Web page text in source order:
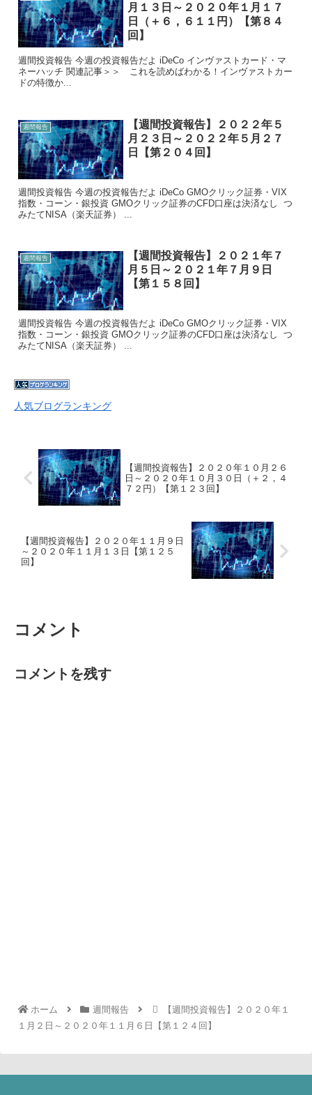
月１３日～２０２０年１月１７
日（＋６，６１１円）【第８４
回】
週間投資報告 今週の投資報告だよ iDeCo インヴァストカード・マ
ネーハッチ 関連記事＞＞ これを読めばわかる！インヴァストカー
ドの特徴か...
週間報告
【週間投資報告】２０２２年５
月２３日～２０２２年５月２７
日【第２０４回】
週間投資報告 今週の投資報告だよ iDeCo GMOクリック証券・VIX
指数・コーン・銀投資 GMOクリック証券のCFD口座は決済なし つ
みたてNISA（楽天証券） ...
週間報告
【週間投資報告】２０２１年７
月５日～２０２１年７月９日
【第１５８回】
週間投資報告 今週の投資報告だよ iDeCo GMOクリック証券・VIX
指数・コーン・銀投資 GMOクリック証券のCFD口座は決済なし つ
みたてNISA（楽天証券） ...
人気ブログランキング
【週間投資報告】２０２０年１０月２６
日～２０２０年１０月３０日（＋２，４
７２円）【第１２３回】
【週間投資報告】２０２０年１１月９日
～２０２０年１１月１３日【第１２５
回】
コメント
コメントを残す
ホーム 週間報告
【週間投資報告】２０２０年１
１月２日～２０２０年１１月６日【第１２４回】